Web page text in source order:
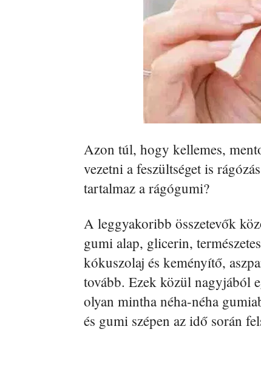
Azon túl, hogy kellemes,
vezetni a feszültséget is
tartalmaz a rágógumi?
A leggyakoribb összetevők
gumi alap, glicerin,
kókuszolaj és keményítő,
tovább. Ezek közül nagyjából
olyan mintha néha-néha
és gumi szépen az idő során